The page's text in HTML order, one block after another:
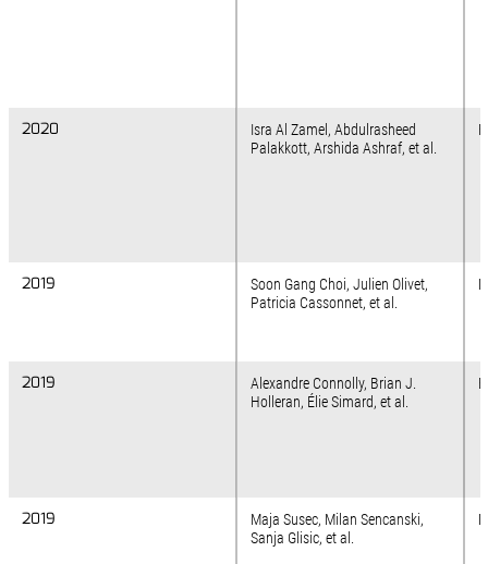
2020
2019
2019
2019
2020
Isra Al Zamel, Abdulrasheed
Palakkott, Arshida Ashraf, et al.
2019
Soon Gang Choi, Julien Olivet,
Patricia Cassonnet, et al.
2019
Alexandre Connolly, Brian J.
Holleran, Élie Simard, et al.
2019
Maja Susec, Milan Sencanski,
Sanja Glisic, et al.